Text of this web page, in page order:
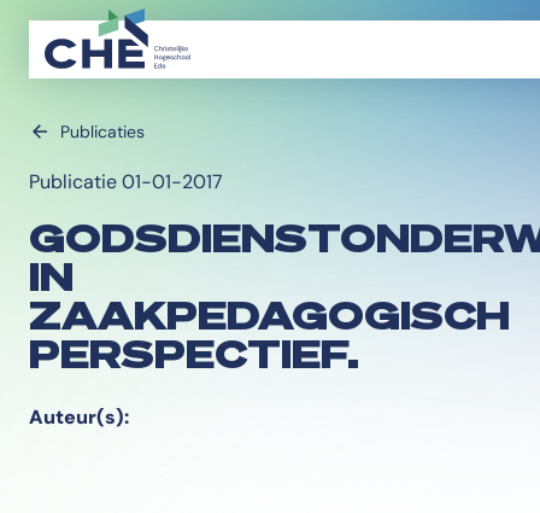
Publicaties
Publicatie 01-01-2017
IN
ZAAKPEDAGOGISCH
PERSPECTIEF.
Auteur(s):